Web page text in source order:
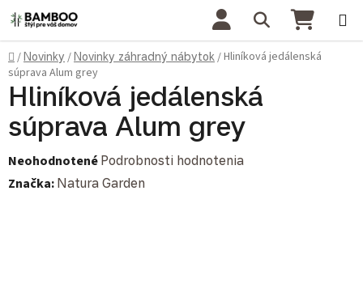
Prejsť na obsah Hľadať
Domov
/Novinky /Novinky záhradný nábytok /Hliníková jedálenská
súprava Alum grey
Hliníková jedálenská
súprava Alum grey
Priemerné hodnotenie produktu je 0,0 z 5 hviezdičiek.
Neohodnotené Podrobnosti hodnotenia
Značka: Natura Garden